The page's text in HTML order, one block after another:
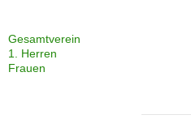
Gesamtverein
1. Herren
Frauen